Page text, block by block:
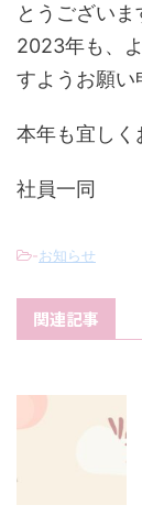
とうございま
2023年も、
すようお願い
本年も宜しく
社員一同
-お知らせ
関連記事